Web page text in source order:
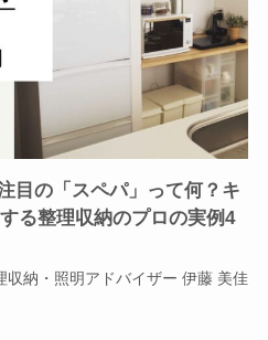
目の「スペパ」って何？キ
る整理収納のプロの実例4
納・照明アドバイザー 伊藤 美佳